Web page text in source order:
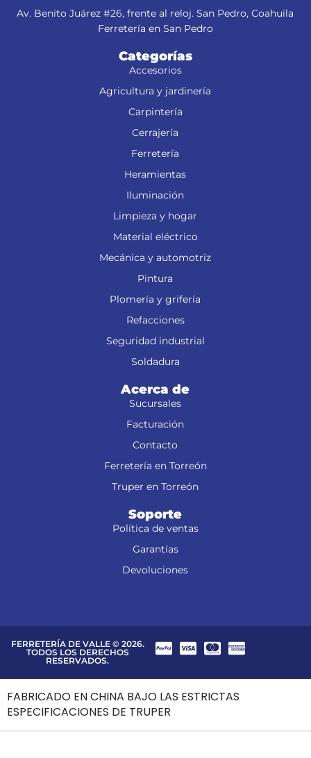
Av. Benito Juárez #26, frente al reloj. San Pedro, Coahuila
Ferretería en San Pedro
Categorías
Accesorios
Agricultura y jardinería
Carpintería
Cerrajería
Ferretería
Heramientas
Iluminación
Limpieza y hogar
Material eléctrico
Mecánica y automotriz
Pintura
Plomería y grifería
Refacciones
Seguridad industrial
Soldadura
Acerca de
Sucursales
Facturación
Contacto
Ferretería en Torreón
Truper en Torreón
Soporte
Política de ventas
Garantías
Devoluciones
FERRETERÍA DE VALLE © 2026.
TODOS LOS DERECHOS
RESERVADOS.
FABRICADO EN CHINA BAJO LAS ESTRICTAS
ESPECIFICACIONES DE TRUPER